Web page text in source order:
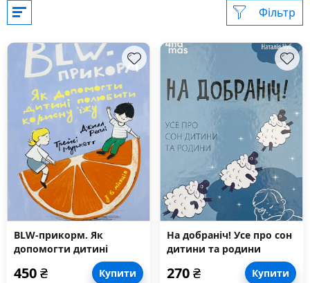
Фільтр
BLW-прикорм. Як
допомогти дитині
полюбити корисну їжу
450₴ Купити
На добраніч! Усе про сон
дитини та родини
270₴ Купити